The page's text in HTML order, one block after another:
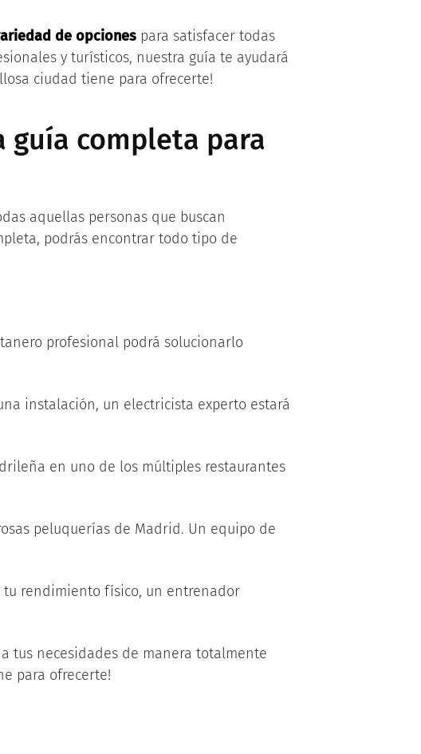
de opciones para satisfacer todas
y turísticos, nuestra guía te ayudará
ciudad tiene para ofrecerte!
guía completa para
aquellas personas que buscan
podrás encontrar todo tipo de
profesional podrá solucionarlo
instalación, un electricista experto estará
en uno de los múltiples restaurantes
peluquerías de Madrid. Un equipo de
tu rendimiento físico, un entrenador
tus necesidades de manera totalmente
para ofrecerte!